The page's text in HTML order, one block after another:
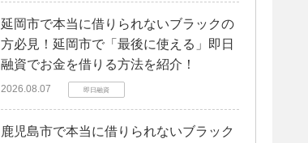
延岡市で本当に借りられないブラックの
方必見！延岡市で「最後に使える」即日
融資でお金を借りる方法を紹介！
2026.08.07 即日融資
鹿児島市で本当に借りられないブラック